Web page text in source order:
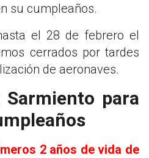
su cumpleaños.
el 28 de febrero el
cerrados por tardes
de aeronaves.
para
2 años de vida de